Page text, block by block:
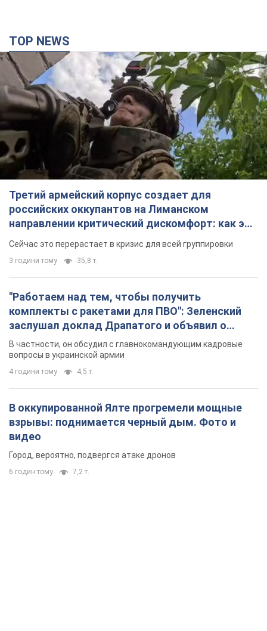
TOP NEWS
Третий армейский корпус создает для
российских оккупантов на Лиманском
направлении критический дискомфорт: как это
удалось
Сейчас это перерастает в кризис для всей группировки
3 години тому 35,8 т.
"Работаем над тем, чтобы получить
комплекты с ракетами для ПВО": Зеленский
заслушал доклад Драпатого и объявил о
новых мерах
В частности, он обсудил с главнокомандующим кадровые
вопросы в украинской армии
4 години тому 4,5 т.
В оккупированной Ялте прогремели мощные
взрывы: поднимается черный дым. Фото и
видео
Город, вероятно, подвергся атаке дронов
6 годин тому 7,2 т.